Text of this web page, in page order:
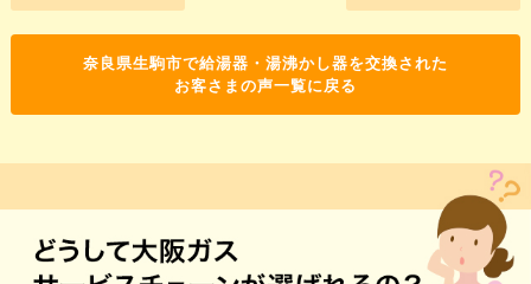
奈良県生駒市で給湯器・湯沸かし器を交換された
お客さまの声一覧に戻る